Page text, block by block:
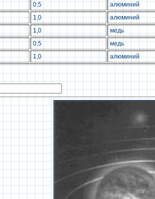
0,5
алюминий
1,0
алюминий
1,0
медь
0,5
медь
1,0 алюминий